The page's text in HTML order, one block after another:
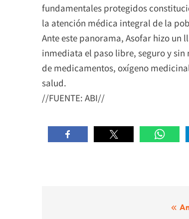
fundamentales protegidos
la atención médica integral de la
Ante este panorama, Asofar hizo un
inmediata el paso libre, seguro y
de medicamentos, oxígeno
salud.
//FUENTE: ABI//